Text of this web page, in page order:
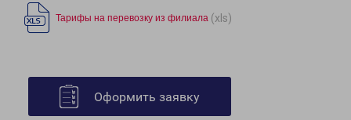
Тарифы на перевозку из филиала (xls)
Оформить заявку